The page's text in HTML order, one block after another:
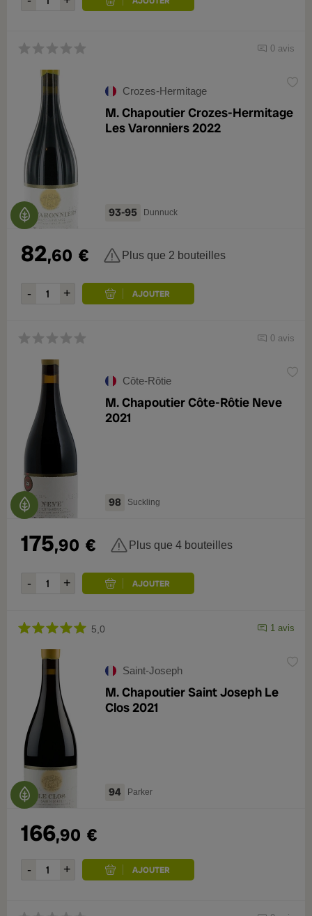
0 avis
Crozes-Hermitage
M. Chapoutier Crozes-Hermitage
Les Varonniers 2022
93-95 Dunnuck
82,60 € Plus que 2 bouteilles
0 avis
Côte-Rôtie
M. Chapoutier Côte-Rôtie Neve
2021
98 Suckling
175,90 € Plus que 4 bouteilles
5,0 1 avis
Saint-Joseph
M. Chapoutier Saint Joseph Le
Clos 2021
94 Parker
166,90 €